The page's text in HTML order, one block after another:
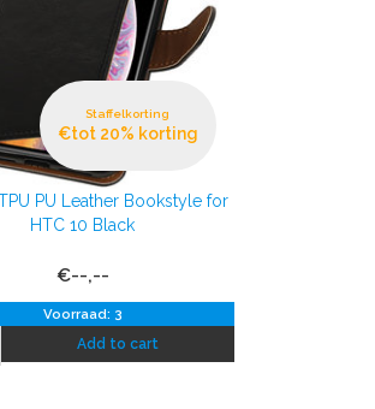
Staffelkorting
€tot 20% korting
PU Leather Bookstyle for
HTC 10 Black
€--,--
Voorraad: 3
Add to cart